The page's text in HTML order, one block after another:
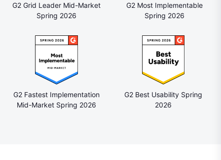
G2 Grid Leader Mid-Market
Spring 2026
G2 Most Implementable
Spring 2026
G2 Fastest Implementation
Mid-Market Spring 2026
G2 Best Usability Spring
2026